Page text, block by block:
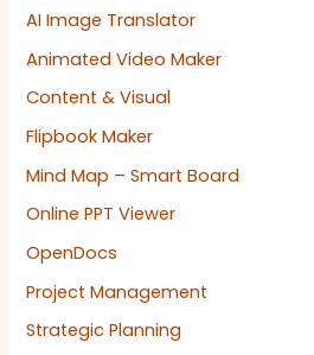
AI Image Translator
Animated Video Maker
Content & Visual
Flipbook Maker
Mind Map – Smart Board
Online PPT Viewer
OpenDocs
Project Management
Strategic Planning